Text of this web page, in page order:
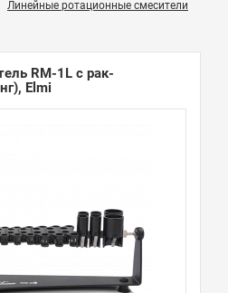
Линейные ротационные смесители
RM-1L с рак-
Elmi